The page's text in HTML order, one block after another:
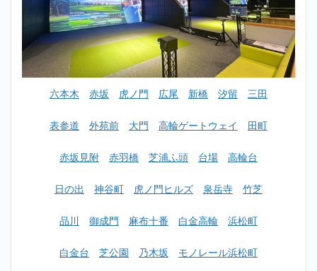
2
【初心
者女性
OK】
芝公園
スクー
すめラ
ンキン
TOP10
1位：
フパ
ーマ
ンス
六本木 赤坂 虎ノ門 広尾 新橋 汐留 三田
表参道 外苑前 大門 高輪ゲートウェイ 田町
赤坂見附 赤羽橋 芝浦ふ頭 台場 高輪台
日の出 神谷町 虎ノ門ヒルズ 泉岳寺 竹芝
品川 御成門 麻布十番 白金高輪 浜松町
白金台 芝公園 乃木坂 モノレール浜松町